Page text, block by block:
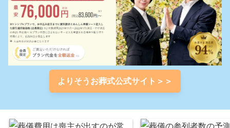
よりそうお葬式公式サイト＞＞